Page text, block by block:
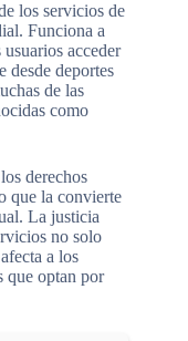
los servicios de
Funciona a
acceder
desde deportes
de las
como
derechos
que la convierte
La justicia
no solo
a los
que optan por